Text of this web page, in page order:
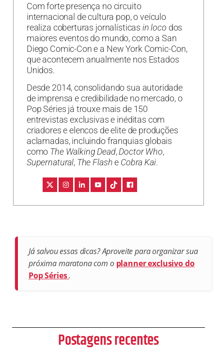
Com forte presença no circuito
internacional de cultura pop, o veículo
realiza coberturas jornalísticas in loco dos
maiores eventos do mundo, como a San
Diego Comic-Con e a New York Comic-Con,
que acontecem anualmente nos Estados
Unidos.
Desde 2014, consolidando sua autoridade
de imprensa e credibilidade no mercado, o
Pop Séries já trouxe mais de 150
entrevistas exclusivas e inéditas com
criadores e elencos de elite de produções
aclamadas, incluindo franquias globais
como The Walking Dead,Doctor Who,
Supernatural, The Flashe Cobra Kai.
Já salvou essas dicas? Aproveite para organizar sua
próxima maratona com o planner exclusivo do
Pop Séries.
Postagens recentes